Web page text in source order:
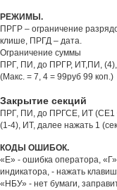
РЕЖИМЫ.
ПРГР – ограничение
клише, ПРГД – дата.
Ограничение суммы
ПРГ, ПИ, до ПРГР, ИТ,ПИ,
(Макс. = 7, 4 = 99руб 99 коп.)
Закрытие секций
ПРГ, ПИ, до ПРГСЕ, ИТ (СЕ1
(1-4), ИТ, далее нажать 1
КОДЫ ОШИБОК.
«Е» - ошибка оператора,
индикатора, - нажать
«НБУ» - нет бумаги,